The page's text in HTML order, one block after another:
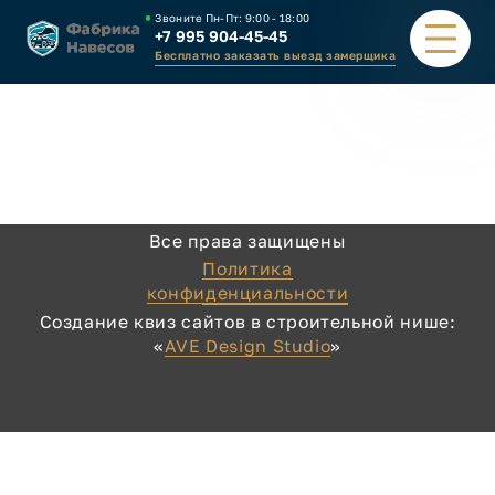
Звоните Пн-Пт: 9:00 - 18:00
+7 995 904-45-45
Бесплатно заказать выезд замерщика
КАЛЬКУЛЯТОР
КАК ЗАКАЗАТЬ
Все права защищены
Политика
конфиденциальности
Создание квиз сайтов в строительной нише:
«AVE Design Studio»